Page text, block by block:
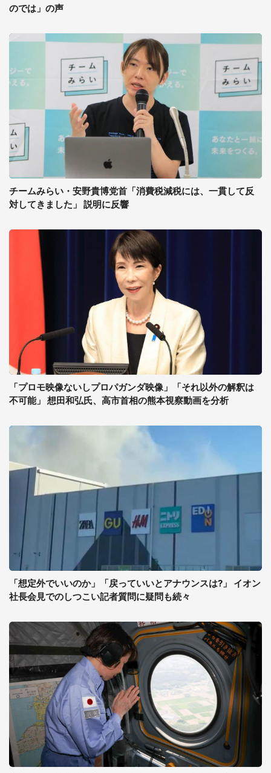
のでは」の声
チームみらい・安野貴博党首「消費税減税には、一貫して反
対してきました」 説明に反響
「プロモ映像ないしプロパガンダ映像」「それ以外の解釈は
不可能」 想田和弘氏、高市首相の熊本視察動画を分析
「想定外でいいのか」「戻っていいとアナウンスは?」 イオン
社長会見でのしつこい記者質問に疑問も続々